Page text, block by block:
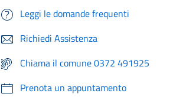
Leggi le domande frequenti
Richiedi Assistenza
Chiama il comune 0372 491925
Prenota un appuntamento